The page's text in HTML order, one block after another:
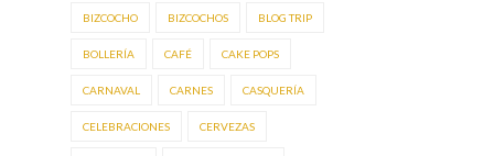
BIZCOCHO BIZCOCHOS BLOG TRIP
BOLLERÍA CAFÉ CAKE POPS
CARNAVAL CARNES CASQUERÍA
CELEBRACIONES CERVEZAS